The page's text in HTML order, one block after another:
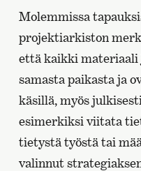
Molemmissa
projektiarkiston
että kaikki
samasta paikasta ja
käsillä, myös
esimerkiksi viitata
tietystä työstä tai
valinnut